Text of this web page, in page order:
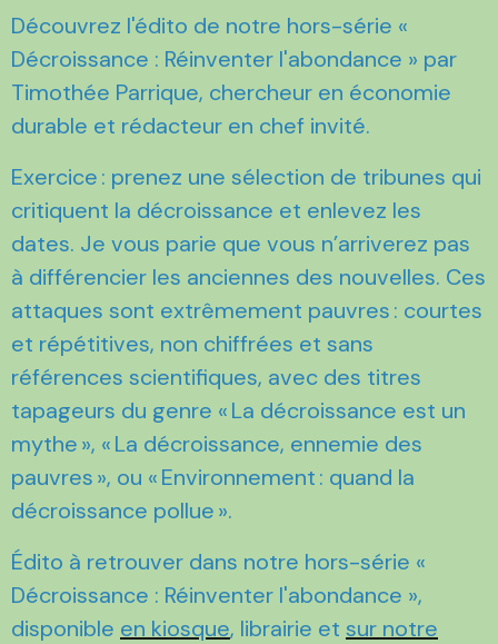
Découvrez l'édito de notre hors-série «
Décroissance : Réinventer l'abondance » par
Timothée Parrique, chercheur en économie
durable et rédacteur en chef invité.
Exercice : prenez une sélection de tribunes qui
critiquent la décroissance et enlevez les
dates. Je vous parie que vous n’arriverez pas
à différencier les anciennes des nouvelles. Ces
attaques sont extrêmement pauvres : courtes
et répétitives, non chiffrées et sans
références scientifiques, avec des titres
tapageurs du genre « La décroissance est un
mythe », « La décroissance, ennemie des
pauvres », ou « Environnement : quand la
décroissance pollue ».
Édito à retrouver dans notre hors-série «
Décroissance : Réinventer l'abondance »,
disponible en kiosque, librairie et sur notre